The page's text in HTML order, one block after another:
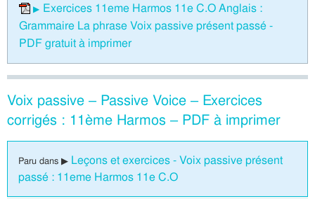
Exercices 11eme Harmos 11e C.O Anglais :
Grammaire La phrase Voix passive présent passé -
PDF gratuit à imprimer
Voix passive – Passive Voice – Exercices
corrigés : 11ème Harmos – PDF à imprimer
Paru dans ▶ Leçons et exercices - Voix passive présent
passé : 11eme Harmos 11e C.O